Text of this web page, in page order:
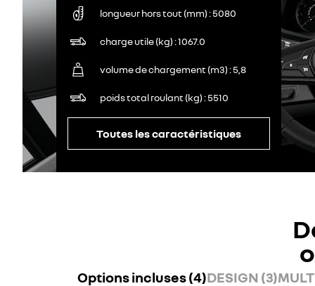
longueur hors tout (mm) 5080
charge utile (kg) 1067.0
volume de chargement (m3) 5,8
poids total roulant (kg) 5510
Toutes les caractéristiques
Options incluses (4)DESIGN (3)